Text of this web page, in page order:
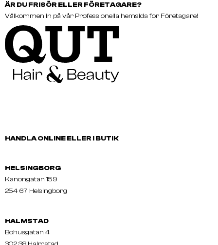
ÄR DU FRISÖR ELLER FÖRETAGARE?
Välkommen in på vår Professionella hemsida för Företagare!
HANDLA ONLINE ELLER I BUTIK
HELSINGBORG
Kanongatan 159
254 67 Helsingborg
HALMSTAD
Bohusgatan 4